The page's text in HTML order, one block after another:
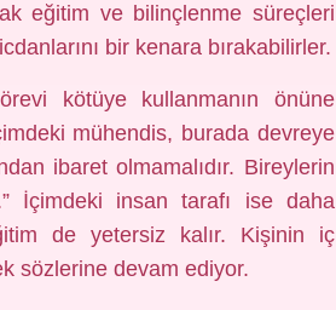
eğitim ve bilinçlenme süreçleri
bir kenara bırakabilirler.
kötüye kullanmanın önüne
mühendis, burada devreye
ibaret olmamalıdır. Bireylerin
İçimdeki insan tarafı ise daha
de yetersiz kalır. Kişinin iç
sözlerine devam ediyor.